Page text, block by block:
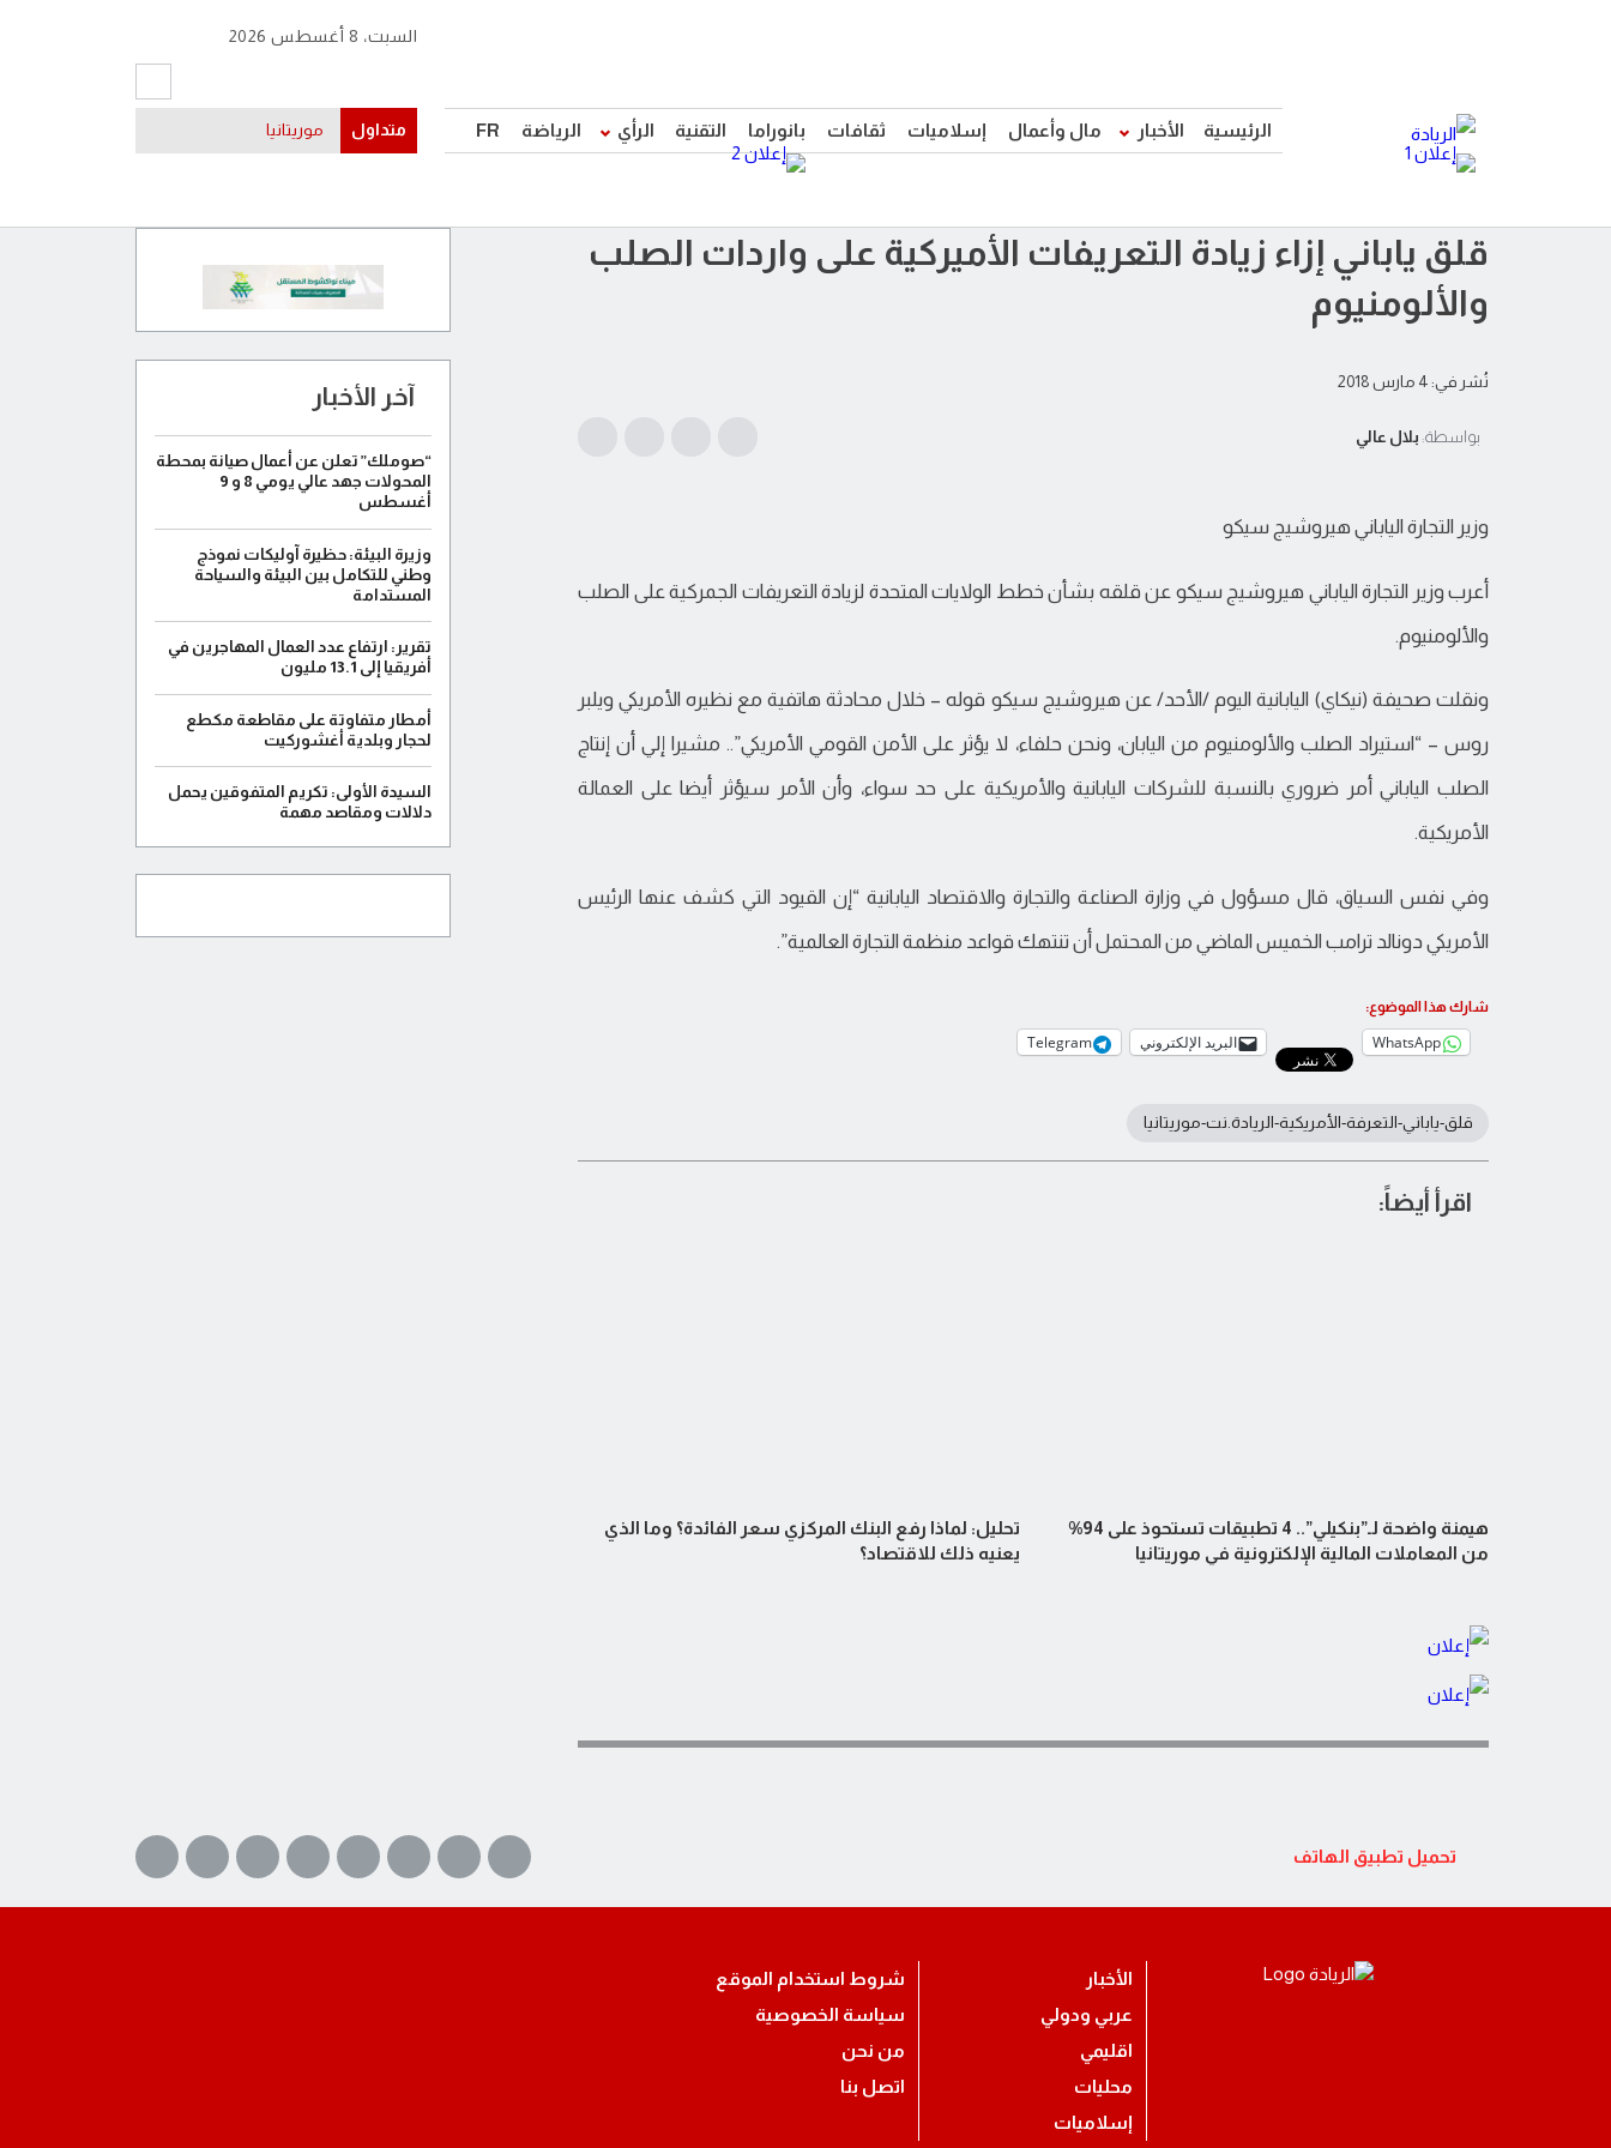
الرئيسية الأخبار مال وأعمال إسلاميات ثقافات بانوراما التقنية الرأي الرياضة FR
السبت، 8 أغسطس 2026
متداول موريتانيا
قلق ياباني إزاء زيادة التعريفات الأميركية على واردات الصلب
والألومنيوم
نُشر في: 4 مارس 2018
بواسطة: بلال عالي
وزير التجارة الياباني هيروشيج سيكو
أعرب وزير التجارة الياباني هيروشيج سيكو عن قلقه بشأن خطط الولايات المتحدة لزيادة التعريفات الجمركية على الصلب
والألومنيوم.
ونقلت صحيفة (نيكاي) اليابانية اليوم /الأحد/ عن هيروشيج سيكو قوله – خلال محادثة هاتفية مع نظيره الأمريكي ويلبر
روس – “استيراد الصلب والألومنيوم من اليابان، ونحن حلفاء، لا يؤثر على الأمن القومي الأمريكي”.. مشيرا إلي أن إنتاج
الصلب الياباني أمر ضروري بالنسبة للشركات اليابانية والأمريكية على حد سواء، وأن الأمر سيؤثر أيضا على العمالة
الأمريكية.
وفي نفس السياق، قال مسؤول في وزارة الصناعة والتجارة والاقتصاد اليابانية “إن القيود التي كشف عنها الرئيس
الأمريكي دونالد ترامب الخميس الماضي من المحتمل أن تنتهك قواعد منظمة التجارة العالمية”.
شارك هذا الموضوع:
WhatsApp البريد الإلكتروني Telegram
قلق-ياباني-التعرفة-الأمريكية-الريادة.نت-موريتانيا
اقرأ أيضاً:
هيمنة واضحة لـ”بنكيلي”.. 4 تطبيقات تستحوذ على 94%
من المعاملات المالية الإلكترونية في موريتانيا
تحليل: لماذا رفع البنك المركزي سعر الفائدة؟ وما الذي
يعنيه ذلك للاقتصاد؟
آخر الأخبار
“صوملك” تعلن عن أعمال صيانة بمحطة
المحولات جهد عالي يومي 8 و 9
أغسطس
وزيرة البيئة: حظيرة آوليكات نموذج
وطني للتكامل بين البيئة والسياحة
المستدامة
تقرير: ارتفاع عدد العمال المهاجرين في
أفريقيا إلى 13.1 مليون
أمطار متفاوتة على مقاطعة مكطع
لحجار وبلدية أغشوركيت
السيدة الأولى: تكريم المتفوقين يحمل
دلالات ومقاصد مهمة
تحميل تطبيق الهاتف
الأخبار
عربي ودولي
اقليمي
محليات
إسلاميات
شروط استخدام الموقع
سياسة الخصوصية
من نحن
اتصل بنا